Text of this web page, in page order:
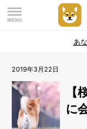
あ
2019年3月22日
【
に